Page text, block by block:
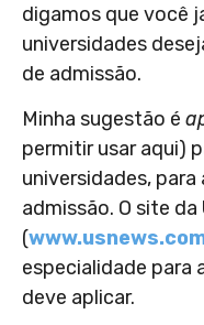
digamos que você
universidades
de admissão.
Minha sugestão é
permitir usar aqui)
universidades,
admissão. O site da
(
especialidade para
deve aplicar.